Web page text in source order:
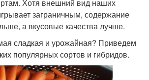
Хотя внешний вид наших
заграничным, содержание
а вкусовые качества лучше.
сладкая и урожайная? Приведем
популярных сортов и гибридов.